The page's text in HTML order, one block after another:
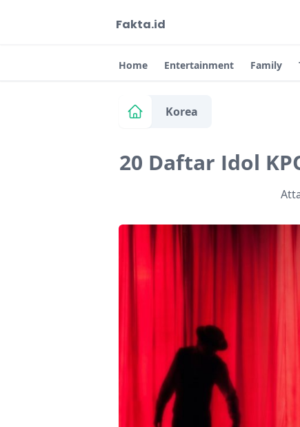
Fakta.id
Home Entertainment Family
Korea
20 Daftar Idol